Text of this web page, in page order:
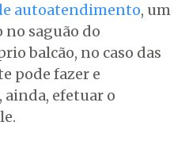
autoatendimento, um
saguão do
balcão, no caso das
pode fazer e
ainda, efetuar o